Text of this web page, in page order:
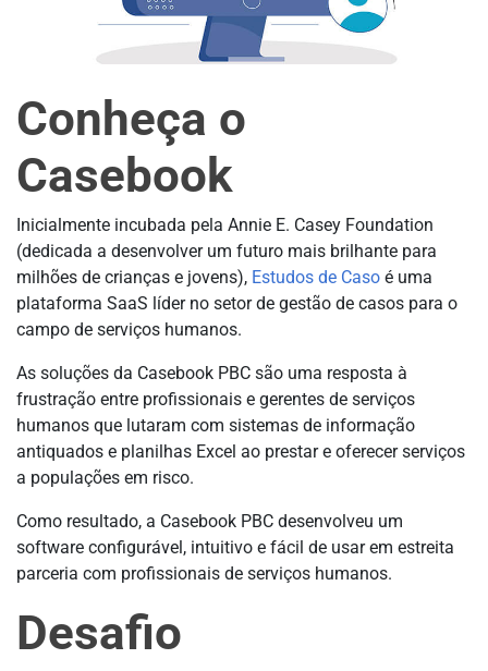
Conheça o
Casebook
Inicialmente incubada pela Annie E. Casey Foundation
(dedicada a desenvolver um futuro mais brilhante para
milhões de crianças e jovens), Estudos de Caso é uma
plataforma SaaS líder no setor de gestão de casos para o
campo de serviços humanos.
As soluções da Casebook PBC são uma resposta à
frustração entre profissionais e gerentes de serviços
humanos que lutaram com sistemas de informação
antiquados e planilhas Excel ao prestar e oferecer serviços
a populações em risco.
Como resultado, a Casebook PBC desenvolveu um
software configurável, intuitivo e fácil de usar em estreita
parceria com profissionais de serviços humanos.
Desafio